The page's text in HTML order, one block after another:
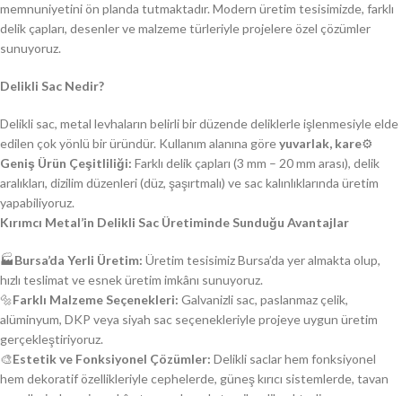
memnuniyetini ön planda tutmaktadır. Modern üretim tesisimizde, farklı
delik çapları, desenler ve malzeme türleriyle projelere özel çözümler
sunuyoruz.
Delikli Sac Nedir?
Delikli sac, metal levhaların belirli bir düzende deliklerle işlenmesiyle elde
edilen çok yönlü bir üründür. Kullanım alanına göreyuvarlak, kare⚙️
Geniş Ürün Çeşitliliği: Farklı delik çapları (3 mm – 20 mm arası), delik
aralıkları, dizilim düzenleri (düz, şaşırtmalı) ve sac kalınlıklarında üretim
yapabiliyoruz.
Kırımcı Metal’in Delikli Sac Üretiminde Sunduğu Avantajlar
🏭Bursa’da Yerli Üretim: Üretim tesisimiz Bursa’da yer almakta olup,
hızlı teslimat ve esnek üretim imkânı sunuyoruz.
🔩Farklı Malzeme Seçenekleri: Galvanizli sac, paslanmaz çelik,
alüminyum, DKP veya siyah sac seçenekleriyle projeye uygun üretim
gerçekleştiriyoruz.
🎨Estetik ve Fonksiyonel Çözümler: Delikli saclar hem fonksiyonel
hem dekoratif özellikleriyle cephelerde, güneş kırıcı sistemlerde, tavan